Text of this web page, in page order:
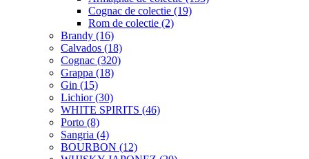
Cognac de colectie (19)
Rom de colectie (2)
Brandy (16)
Calvados (18)
Cognac (320)
Grappa (18)
Gin (15)
Lichior (30)
WHITE SPIRITS (46)
Porto (8)
Sangria (4)
BOURBON (12)